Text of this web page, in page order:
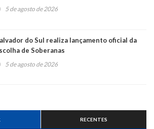
5 de agosto de 2026
do Sul realiza lançamento oficial da
de Soberanas
5 de agosto de 2026
RECENTES